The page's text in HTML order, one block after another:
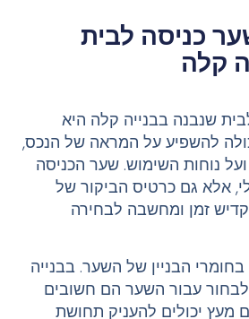
כניסה לבית
קלה
שנבנה בבנייה קלה היא
להשפיע על המראה של הנכס,
נוחות השימוש. שער הכניסה
אלא גם כרטיס הביקור של
זמן ומחשבה לבחירה
הבניין של השער. בבנייה
עבור השער הם חשובים
מעץ יכולים להעניק תחושת